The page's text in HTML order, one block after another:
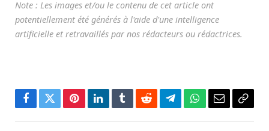
Facebook
TwitterPinterestLinkedInTumblrRedditTélégramme
WhatsApp
Courriel